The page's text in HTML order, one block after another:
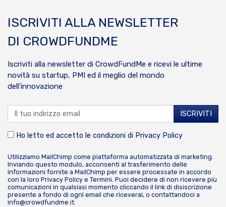
ISCRIVITI ALLA NEWSLETTER
DI CROWDFUNDME
Iscriviti alla newsletter di CrowdFundMe e ricevi le ultime
novità su startup, PMI ed il meglio del mondo
dell’innovazione
Ho letto ed accetto le condizioni di Privacy Policy
Utilizziamo MailChimp come piattaforma automatizzata di marketing.
Inviando questo modulo, acconsenti al trasferimento delle
informazioni fornite a MailChimp per essere processate in accordo
con la loro Privacy Policy e Termini. Puoi decidere di non ricevere più
comunicazioni in qualsiasi momento cliccando il link di disiscrizione
presente a fondo di ogni email che riceverai, o contattandoci a
info@crowdfundme.it.